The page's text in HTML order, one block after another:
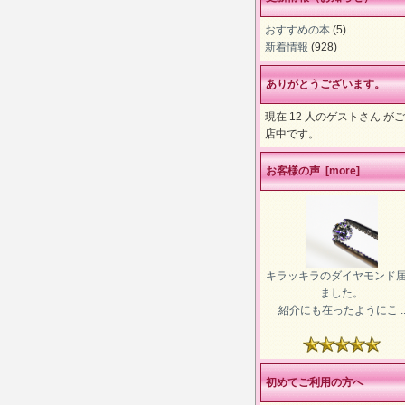
おすすめの本 (5)
新着情報 (928)
ありがとうございます。
現在 12 人のゲストさん が
店中です。
お客様の声 [more]
キラッキラのダイヤモンド
ました。
紹介にも在ったようにこ ..
初めてご利用の方へ